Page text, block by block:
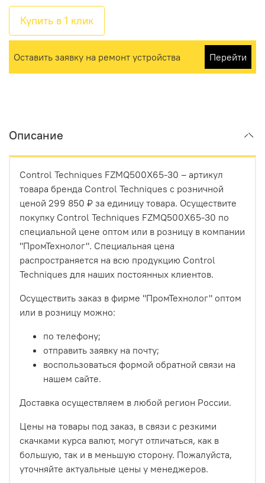
Купить в 1 клик
Оставить заявку на ремонт устройства Перейти
Описание
Control Techniques FZMQ500X65-30 – артикул
товара бренда Control Techniques с розничной
ценой 299 850 ₽ за единицу товара. Осуществите
покупку Control Techniques FZMQ500X65-30 по
специальной цене оптом или в розницу в компании
"ПромТехнолог". Специальная цена
распространяется на всю продукцию Control
Techniques для наших постоянных клиентов.
Осуществить заказ в фирме "ПромТехнолог" оптом
или в розницу можно:
по телефону;
отправить заявку на почту;
воспользоваться формой обратной связи на
нашем сайте.
Доставка осуществляем в любой регион России.
Цены на товары под заказ, в связи с резкими
скачками курса валют, могут отличаться, как в
большую, так и в меньшую сторону. Пожалуйста,
уточняйте актуальные цены у менеджеров.